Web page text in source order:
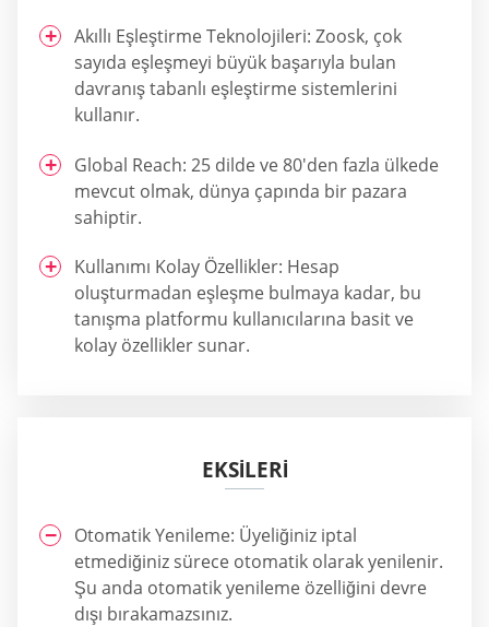
Akıllı Eşleştirme Teknolojileri: Zoosk, çok
sayıda eşleşmeyi büyük başarıyla bulan
davranış tabanlı eşleştirme sistemlerini
kullanır.
Global Reach: 25 dilde ve 80'den fazla ülkede
mevcut olmak, dünya çapında bir pazara
sahiptir.
Kullanımı Kolay Özellikler: Hesap
oluşturmadan eşleşme bulmaya kadar, bu
tanışma platformu kullanıcılarına basit ve
kolay özellikler sunar.
EKSİLERİ
Otomatik Yenileme: Üyeliğiniz iptal
etmediğiniz sürece otomatik olarak yenilenir.
Şu anda otomatik yenileme özelliğini devre
dışı bırakamazsınız.